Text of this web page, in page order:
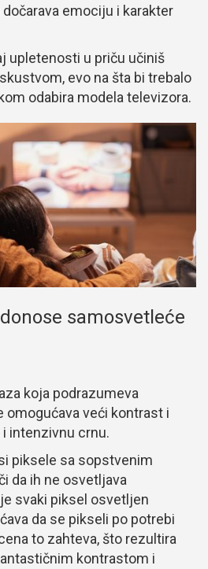
emociju i karakter
upletenosti u priču učiniš
evo na šta bi trebalo
odabira modela televizora.
samosvetleće
koja podrazumeva
veći kontrast i
i intenzivnu crnu.
piksele sa sopstvenim
da ih ne osvetljava
svaki piksel osvetljen
da se pikseli po potrebi
to zahteva, što rezultira
kontrastom i